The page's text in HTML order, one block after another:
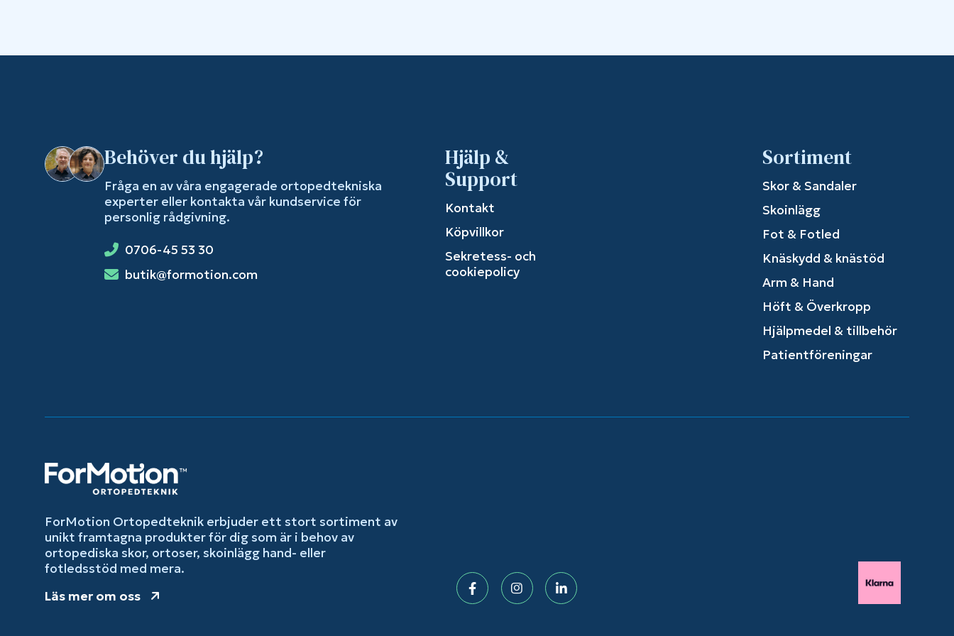
Behöver du hjälp?
Fråga en av våra engagerade ortopedtekniska
experter eller kontakta vår kundservice för
personlig rådgivning.
0706-45 53 30
butik@formotion.com
Hjälp &
Support
Kontakt
Köpvillkor
Sekretess- och
cookiepolicy
Sortiment
Skor & Sandaler
Skoinlägg
Fot & Fotled
Knäskydd & knästöd
Arm & Hand
Höft & Överkropp
Hjälpmedel & tillbehör
Patientföreningar
ForMotion Ortopedteknik erbjuder ett stort sortiment av
unikt framtagna produkter för dig som är i behov av
ortopediska skor, ortoser, skoinlägg hand- eller
fotledsstöd med mera.
Läs mer om oss
FacebookInstagramLinkedIn